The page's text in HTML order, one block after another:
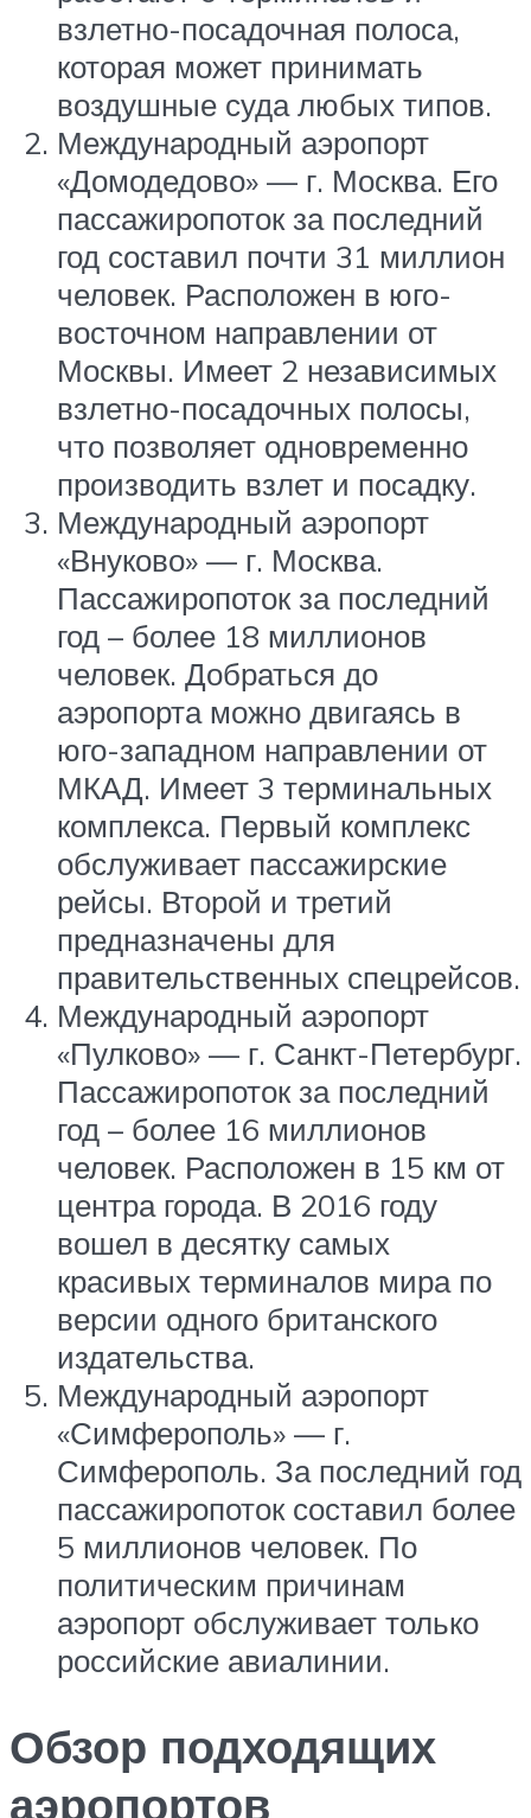
взлетно-посадочная полоса,
которая может принимать
воздушные суда любых типов.
Международный аэропорт
«Домодедово» — г. Москва. Его
пассажиропоток за последний
год составил почти 31 миллион
человек. Расположен в юго-
восточном направлении от
Москвы. Имеет 2 независимых
взлетно-посадочных полосы,
что позволяет одновременно
производить взлет и посадку.
Международный аэропорт
«Внуково» — г. Москва.
Пассажиропоток за последний
год – более 18 миллионов
человек. Добраться до
аэропорта можно двигаясь в
юго-западном направлении от
МКАД. Имеет 3 терминальных
комплекса. Первый комплекс
обслуживает пассажирские
рейсы. Второй и третий
предназначены для
правительственных спецрейсов.
Международный аэропорт
«Пулково» — г. Санкт-Петербург.
Пассажиропоток за последний
год – более 16 миллионов
человек. Расположен в 15 км от
центра города. В 2016 году
вошел в десятку самых
красивых терминалов мира по
версии одного британского
издательства.
Международный аэропорт
«Симферополь» — г.
Симферополь. За последний год
пассажиропоток составил более
5 миллионов человек. По
политическим причинам
аэропорт обслуживает только
российские авиалинии.
Обзор подходящих
аэропортов